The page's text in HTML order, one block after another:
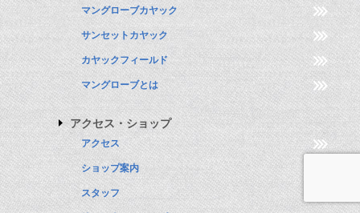
マングローブカヤック
サンセットカヤック
カヤックフィールド
マングローブとは
アクセス・ショップ
アクセス
ショップ案内
スタッフ